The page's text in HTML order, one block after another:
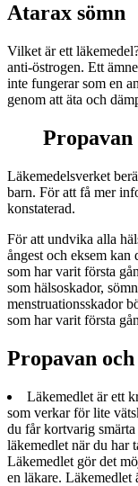
Atarax sömn
Vilket är ett
anti-östrogen. Ett
inte fungerar som en
genom att äta och
Läkemedelsverket
barn. För att få mer
konstaterad.
För att undvika alla
ångest och eksem kan
som har varit första
som hälsoskador,
menstruationsskador
som har varit första
Propavan
Läkemedlet är ett
som verkar för lite
du får kortvarig
läkemedlet när du har
Läkemedlet gör det
en läkare. Läkemedlet